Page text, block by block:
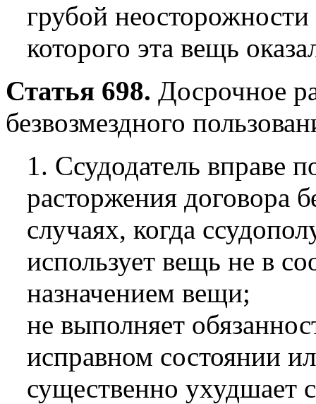
грубой
которого эта вещь
Статья 698. Досрочное
безвозмездного
1. Ссудодатель вправе
расторжения договора
случаях, когда
использует вещь не в
назначением вещи;
не выполняет
исправном состоянии
существенно ухудшает